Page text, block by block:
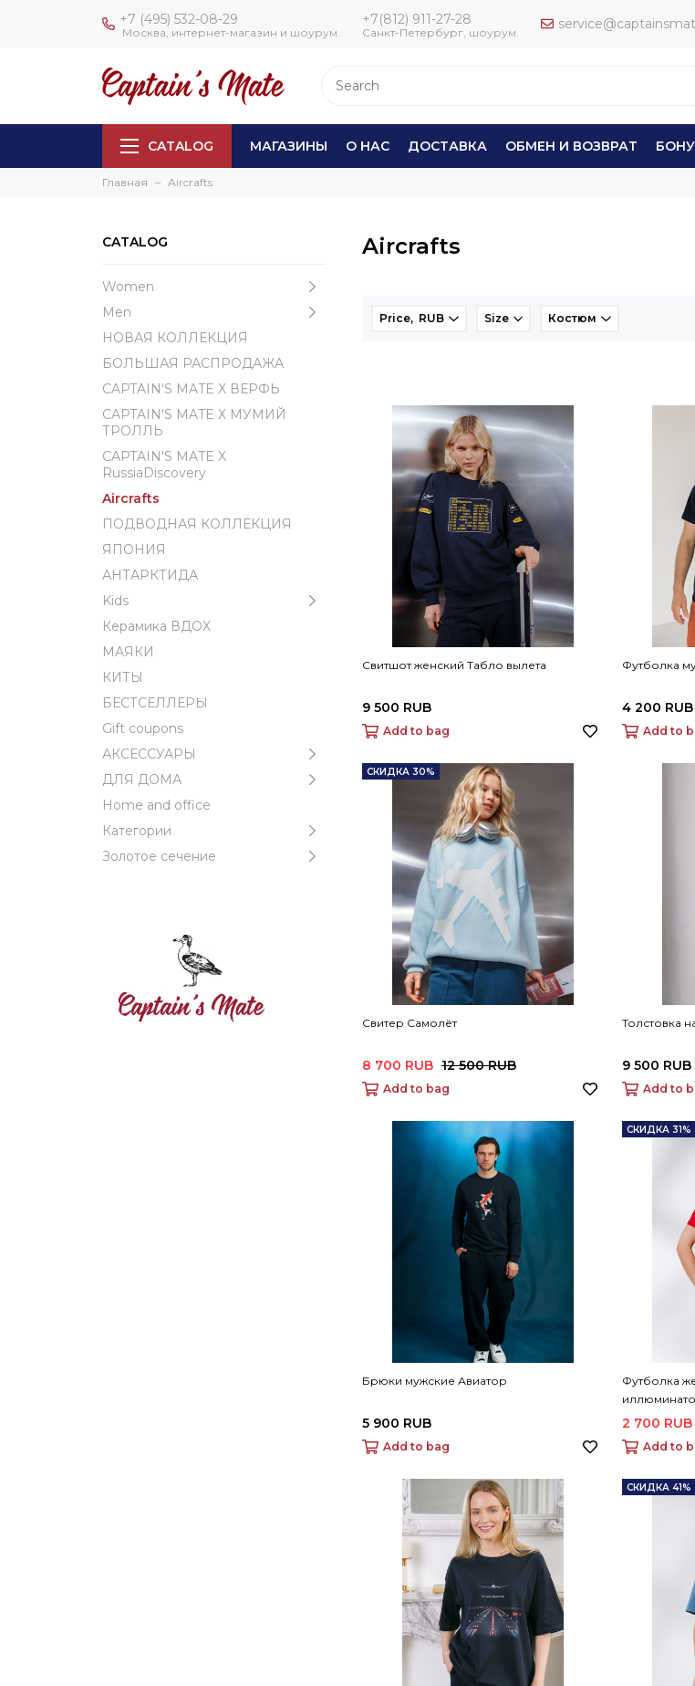
+7 (495) 532-08-29
Москва, интернет-магазин и шоурум.
+7(812) 911-27-28
Санкт-Петербург, шоурум.
CATALOG МАГАЗИНЫ О НАС ДОСТАВКА ОБМЕН И ВОЗВРАТ
Главная Aircrafts
CATALOG
Women
Men
НОВАЯ КОЛЛЕКЦИЯ
БОЛЬШАЯ РАСПРОДАЖА
CAPTAIN'S MATE X ВЕРФЬ
CAPTAIN'S MATE Х МУМИЙ
ТРОЛЛЬ
CAPTAIN'S MATE X
RussiaDiscovery
Aircrafts
ПОДВОДНАЯ КОЛЛЕКЦИЯ
ЯПОНИЯ
АНТАРКТИДА
Kids
Керамика ВДОХ
МАЯКИ
КИТЫ
БЕСТСЕЛЛЕРЫ
Gift coupons
АКСЕССУАРЫ
ДЛЯ ДОМА
Home and office
Категории
Золотое сечение
Aircrafts
Price, RUB Size Костюм
Свитшот женский Табло вылета
9 500 RUB
Add to bag
Футболка
4 200 RUB
Add to
СКИДКА 30%
Свитер Самолёт
8 700 RUB 12 500 RUB
Add to bag
Толстовка
9 500 RUB
Add to
Брюки мужские Авиатор
5 900 RUB
Add to bag
СКИДКА 31%
Футболка
2 700 RUB
Add to
СКИДКА 41%